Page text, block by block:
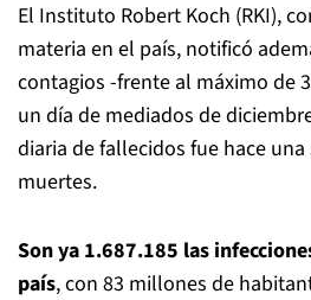
El Instituto Robert Koch (RKI),
materia en el país, notificó
contagios -frente al máximo de
un día de mediados de
diaria de fallecidos fue hace una
muertes.
Son ya 1.687.185 las
país, con 83 millones de